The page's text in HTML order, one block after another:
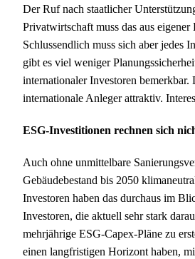
Der Ruf nach staatlicher
Privatwirtschaft muss das aus
Schlussendlich muss sich aber jedes
gibt es viel weniger
internationaler Investoren
internationale Anleger attraktiv.
ESG-Investitionen rechnen sich
Auch ohne unmittelbare
Gebäudebestand bis 2050
Investoren haben das durchaus im
Investoren, die aktuell sehr stark
mehrjährige ESG-Capex-Pläne zu
einen langfristigen Horizont haben,